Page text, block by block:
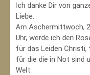
Ich danke Dir von
Liebe.
Am Aschermittwoch,
Uhr, werde ich den
für das Leiden
für die die in Not sind
Welt.